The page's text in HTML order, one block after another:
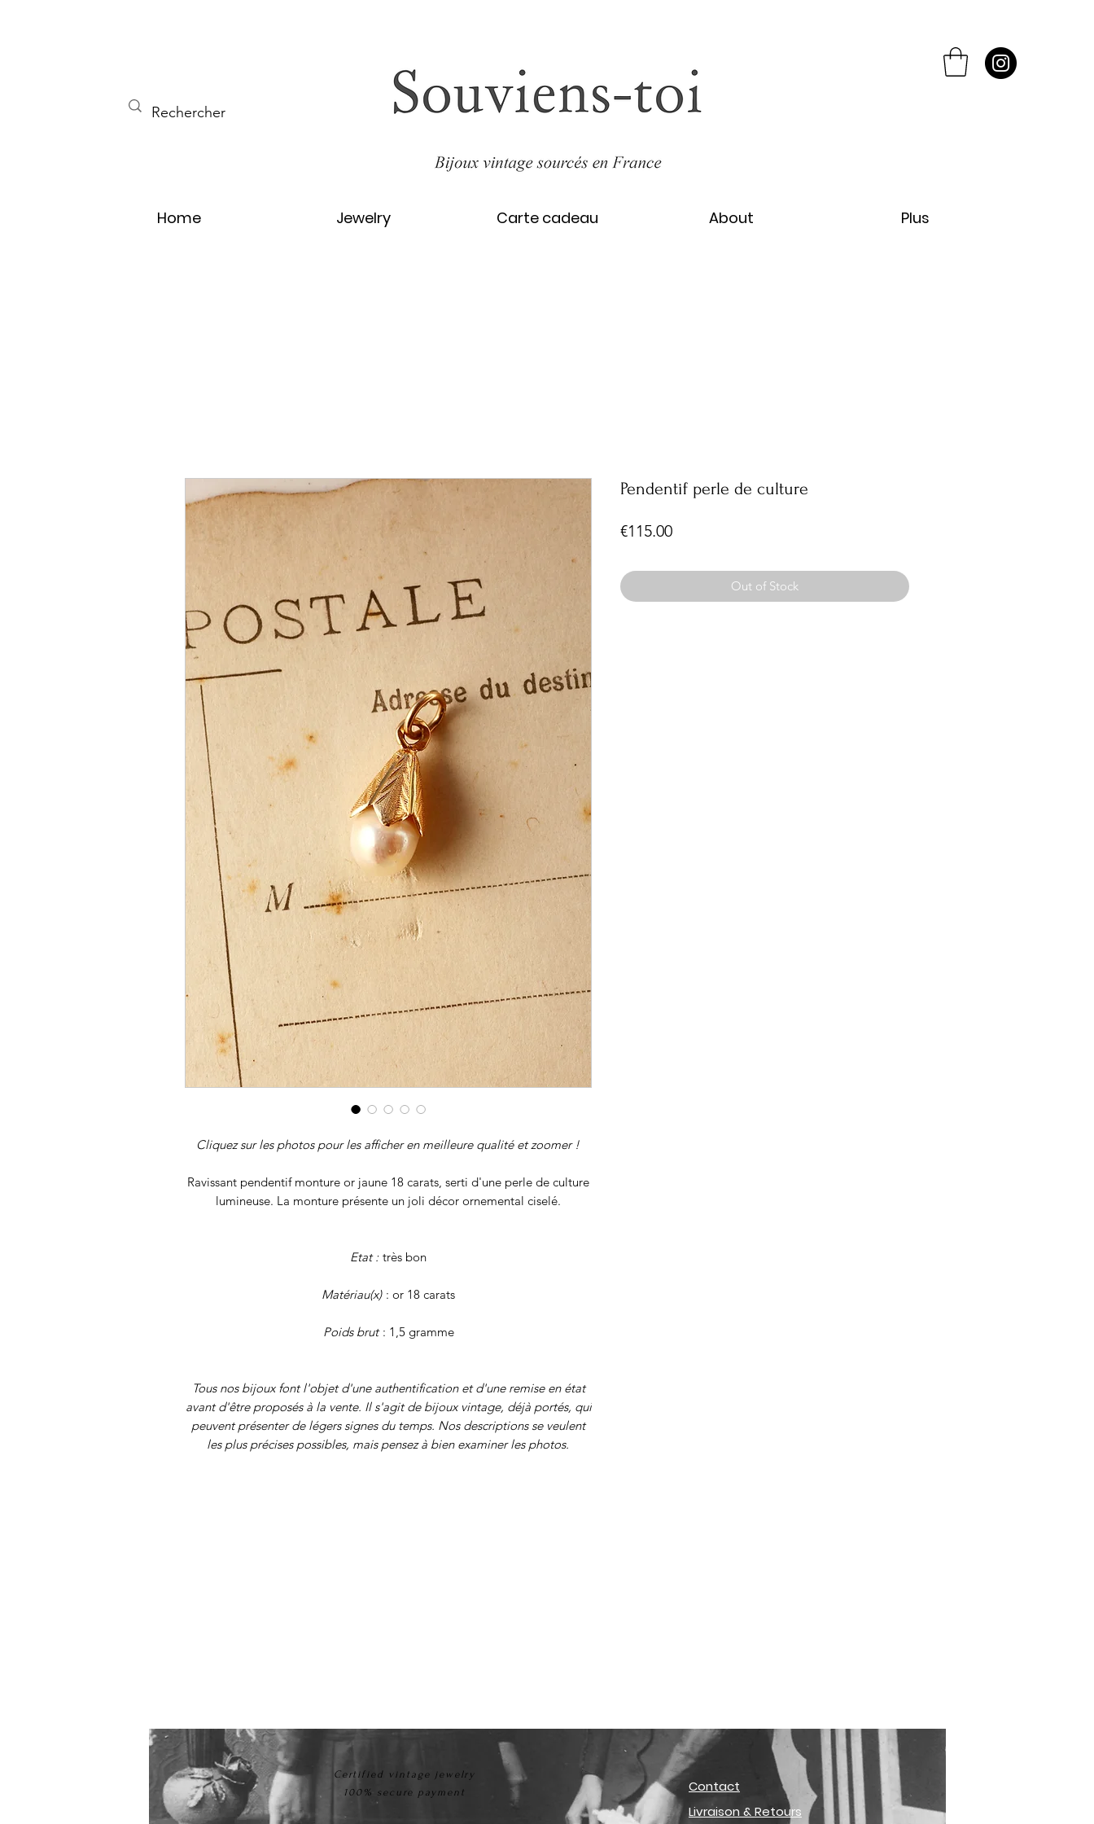
Home Jewelry Carte cadeau About Plus
Cliquez sur les photos pour les afficher en meilleure qualité et zoomer !
Ravissant pendentif monture or jaune 18 carats, serti d'une perle de culture
lumineuse. La monture présente un joli décor ornemental ciselé.
Etat : très bon
Matériau(x) : or 18 carats
Poids brut: 1,5 gramme
Tous nosbijoux font l'objet d'une authentification et d'une remise en état
avant d'être proposés à la vente. Il s'agit de bijoux vintage, déjà portés, qui
peuvent présenter de légers signes du temps. Nos descriptions se veulent
les plus précises possibles, mais pensez à bien examiner les photos.
Pendentif perle de culture
€115.00Price
Out of Stock
Certified vintage jewelry
100% secure payment
Contact
Livraison & Retours